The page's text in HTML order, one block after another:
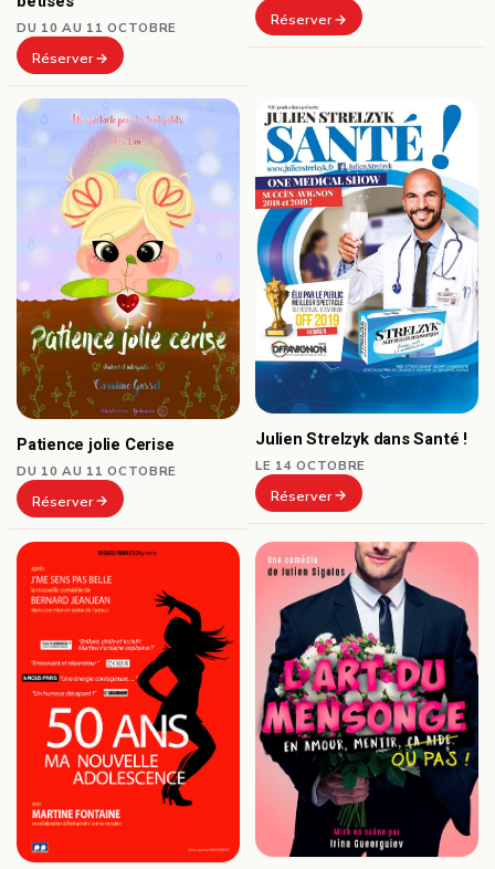
DU 10 AU 11 OCTOBRE
Réserver
Réserver
Patience jolie Cerise
DU 10 AU 11 OCTOBRE
Réserver
Julien Strelzyk dans Santé !
LE 14 OCTOBRE
Réserver